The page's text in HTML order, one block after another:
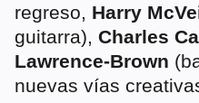
regreso, Harry
guitarra), Charles
Lawrence-Brown
nuevas vías